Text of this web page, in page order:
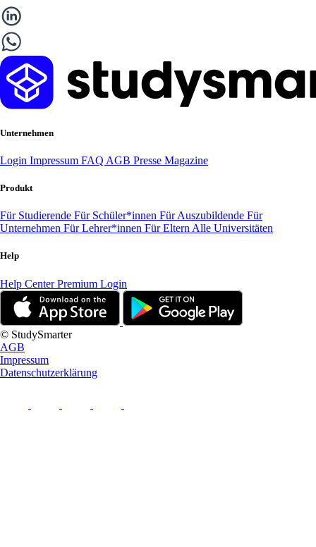
Unternehmen
Login Impressum FAQ AGB Presse Magazine
Produkt
Für Studierende Für Schüler*innen Für Auszubildende Für
Unternehmen Für Lehrer*innen Für Eltern Alle Universitäten
Help
Help CenterPremium Login
© StudySmarter
AGB
Impressum
Datenschutzerklärung